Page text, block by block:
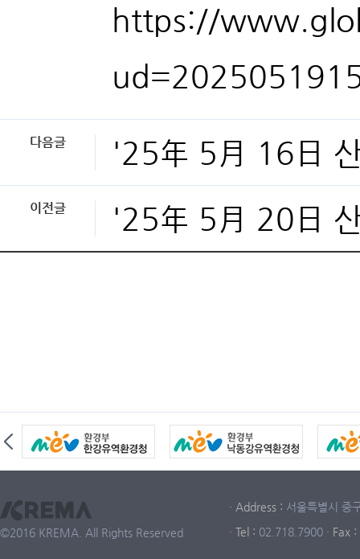
https://
다음글 '25年 5月 16日
이전글 '25年 5月 20日
©2016 KREMA. All Rights Reserved
· Address : 서울특별시 중
· Tel : 02.718.7900 · Fax :